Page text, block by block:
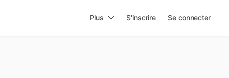
Plus S'inscrire Se connecter